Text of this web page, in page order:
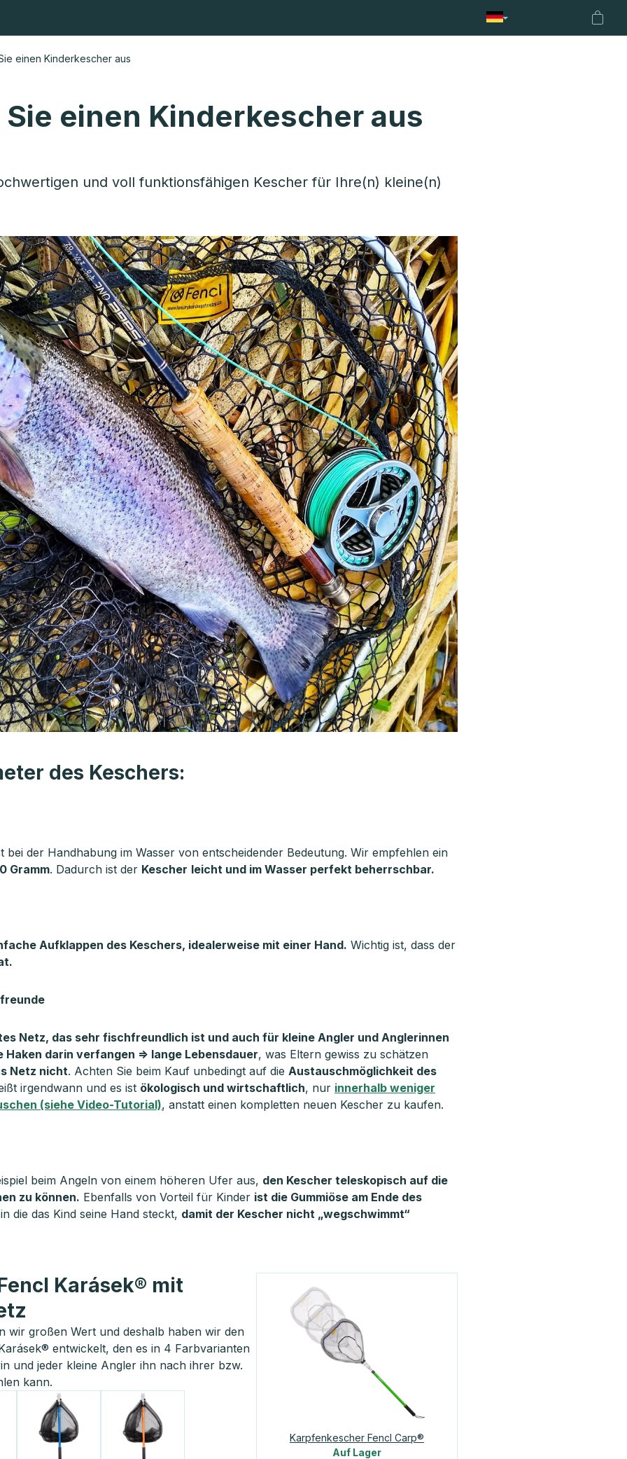
Fencl Treueprogramm
einen Kinderkescher aus
einen Kinderkescher aus
und voll funktionsfähigen Kescher für Ihre(n) kleine(n)
des Keschers:
bei der Handhabung im Wasser von entscheidender Bedeutung. Wir empfehlen ein
Gramm. Dadurch ist der Kescher leicht und im Wasser perfekt beherrschbar.
Aufklappen des Keschers, idealerweise mit einer Hand. Wichtig ist, dass der
Netz, das sehr fischfreundlich ist und auch für kleine Angler und Anglerinnen
darin verfangen => lange Lebensdauer, was Eltern gewiss zu schätzen
Netz nicht. Achten Sie beim Kauf unbedingt auf die Austauschmöglichkeit des
irgendwann und es ist ökologisch und wirtschaftlich, nur innerhalb weniger
(siehe Video-Tutorial), anstatt einen kompletten neuen Kescher zu kaufen.
beim Angeln von einem höheren Ufer aus, den Kescher teleskopisch auf die
zu können. Ebenfalls von Vorteil für Kinder ist die Gummiöse am Ende des
die das Kind seine Hand steckt, damit der Kescher nicht „wegschwimmt“
Karásek® mit
wir großen Wert und deshalb haben wir den
entwickelt, den es in 4 Farbvarianten
und jeder kleine Angler ihn nach ihrer bzw.
kann.
Karpfenkescher Fencl Carp®
Auf Lager